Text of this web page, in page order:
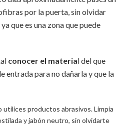
por la puerta, sin olvidar
que es una zona que puede
conocer el material del que
entrada para no dañarla y que la
utilices productos abrasivos. Limpia
y jabón neutro, sin olvidarte